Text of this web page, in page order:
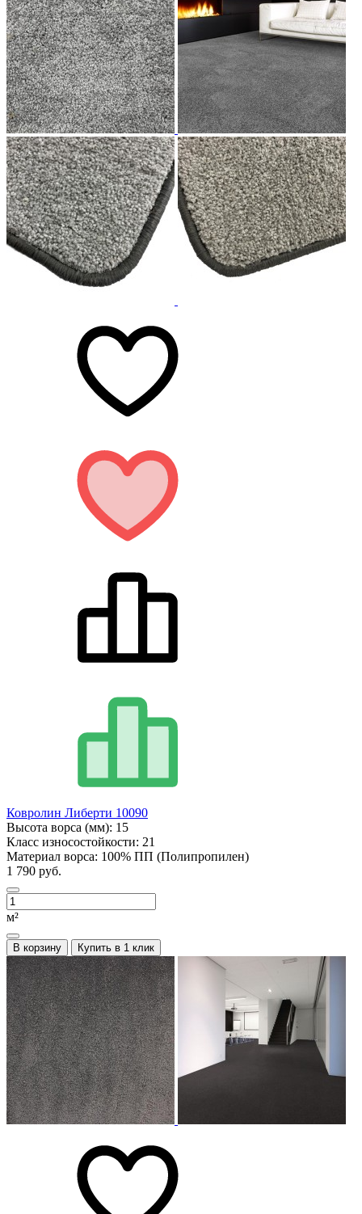
Ковролин Либерти 10090
Высота ворса (мм): 15
Класс износостойкости: 21
Материал ворса: 100% ПП (Полипропилен)
1 790 руб.
м²
В корзину Купить в 1 клик